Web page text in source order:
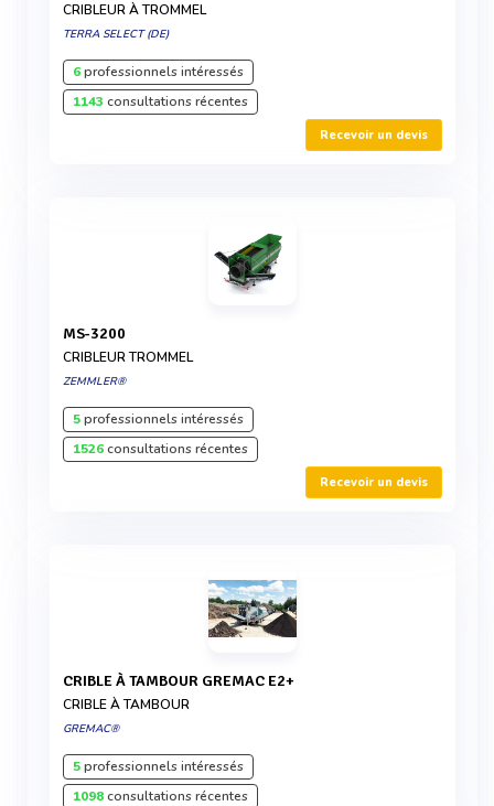
CRIBLEUR À TROMMEL
TERRA SELECT (DE)
6professionnels intéressés
1143 consultations récentes
Recevoir un devis
MS-3200
CRIBLEUR TROMMEL
ZEMMLER®
5professionnels intéressés
1526consultations récentes
Recevoir un devis
CRIBLE À TAMBOUR GREMAC E2+
CRIBLE À TAMBOUR
GREMAC®
5professionnels intéressés
1098consultations récentes